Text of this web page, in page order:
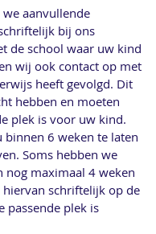
aanvullende
bij ons
de school waar uw kind
wij ook contact op met
heeft gevolgd. Dit
hebben en moeten
plek is voor uw kind.
6 weken te laten
Soms hebben we
nog maximaal 4 weken
schriftelijk op de
passende plek is